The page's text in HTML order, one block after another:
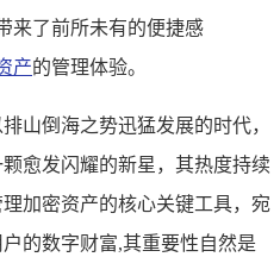
来了前所未有的便捷感
产的管理体验。
山倒海之势迅猛发展的时代，
愈发闪耀的新星，其热度持续
加密资产的核心关键工具，宛
的数字财富,其重要性自然是